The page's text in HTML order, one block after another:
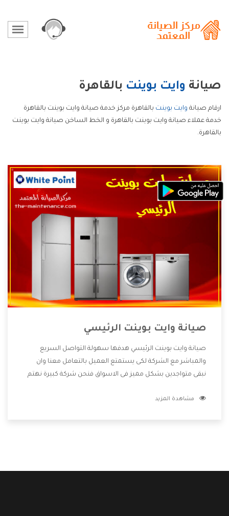
صيانة وايت بوينت بالقاهرة
ارقام صيانة وايت بوينت بالقاهرة مركز خدمة صيانة وايت بوينت بالقاهرة
خدمة عملاء صيانة وايت بوينت بالقاهرة و الخط الساخن صيانة وايت بوينت
بالقاهرة.
صيانة وايت بوينت الرئيسي
صيانة وايت بوينت الرئيسي هدفها سهولة التواصل السريع
والمباشر مع الشركة لكى يستمتع العميل بالتعامل معنا وان
نبقى متواجدين بشكل مميز فى الاسواق فنحن شركة كبيرة نهتم
الشركة بها والتى تكون منها خدمة الصيانة التى تكون من أهم
مشاهدة المزيد